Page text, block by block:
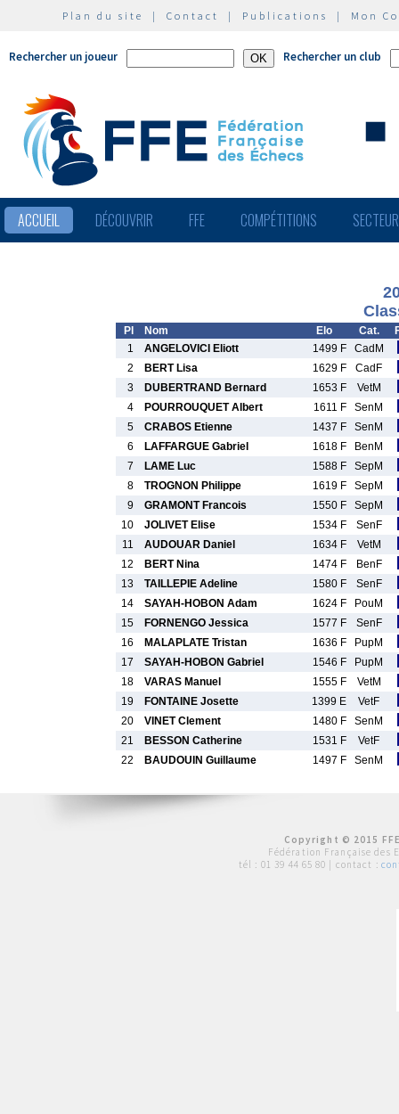
Plan du site | Contact | Publications | Mon
Rechercher un joueur Rechercher un club
ACCUEIL DÉCOUVRIR FFE COMPÉTITIONS
Pl Nom Elo Cat.
1
ANGELOVICI Eliott 1499 F
CadM
2
BERT Lisa 1629 F
CadF
3
DUBERTRAND Bernard 1653 F
VetM
4
POURROUQUET Albert 1611 F
SenM
5
CRABOS Etienne 1437 F
SenM
6
LAFFARGUE Gabriel 1618 F
BenM
7
LAME Luc 1588 F
SepM
8
TROGNON Philippe 1619 F
SepM
9
GRAMONT Francois 1550 F
SepM
10
JOLIVET Elise 1534 F
SenF
11
AUDOUAR Daniel 1634 F
VetM
12
BERT Nina 1474 F
BenF
13
TAILLEPIE Adeline 1580 F
SenF
14
SAYAH-HOBON Adam 1624 F
PouM
15
FORNENGO Jessica 1577 F
SenF
16
MALAPLATE Tristan 1636 F
PupM
17
SAYAH-HOBON Gabriel 1546 F
PupM
18
VARAS Manuel 1555 F
VetM
19
FONTAINE Josette 1399 E
VetF
20
VINET Clement 1480 F
SenM
21
BESSON Catherine 1531 F
VetF
22
BAUDOUIN Guillaume 1497 F SenM
Copyright © 2015
Fédération Française des
tél : 01 39 44 65 80 | contact :